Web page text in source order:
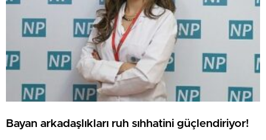
Bayan arkadaşlıkları ruh sıhhatini güçlendiriyor!